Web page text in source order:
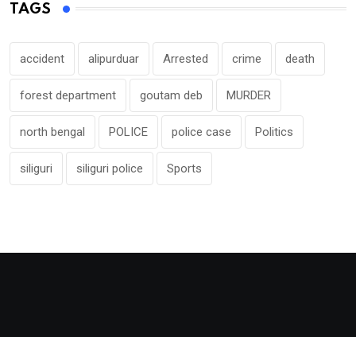
TAGS
accident alipurduar Arrested crime death
forest department goutam deb MURDER
north bengal POLICE police case Politics
siliguri siliguri police Sports